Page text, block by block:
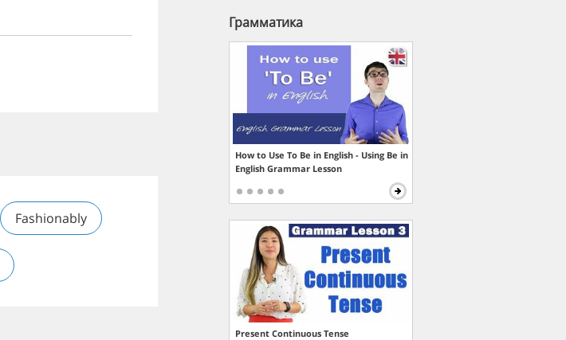
Fashionably
Грамматика
How to Use To Be in English - Using Be in
English Grammar Lesson
Present Continuous Tense